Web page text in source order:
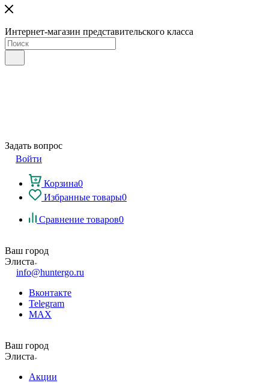
Интернет-магазин представительского класса
Задать вопрос
Войти
Корзина0
Избранные товары0
Сравнение товаров0
Ваш город
Элиста
info@huntergo.ru
Вконтакте
Telegram
MAX
Ваш город
Элиста
Акции